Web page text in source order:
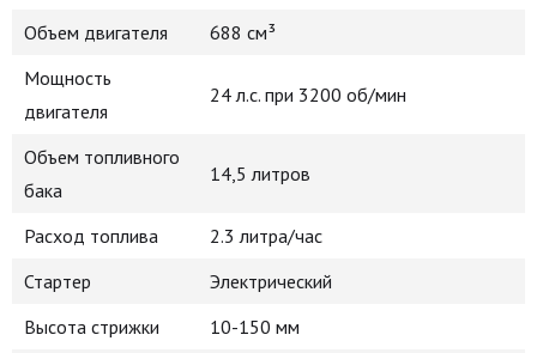
Объем двигателя
688 см³
Мощность
двигателя
24 л.с. при 3200 об/мин
Объем топливного
бака
14,5 литров
Расход топлива
2.3 литра/час
Стартер
Электрический
Высота стрижки
10-150 мм